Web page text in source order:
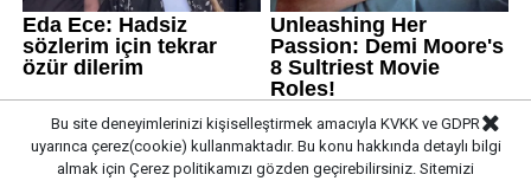
Bu site deneyimlerinizi kişiselleştirmek amacıyla KVKK ve GDPR
uyarınca çerez(cookie) kullanmaktadır. Bu konu hakkında detaylı bilgi
almak için Çerez politikamızı gözden geçirebilirsiniz. Sitemizi